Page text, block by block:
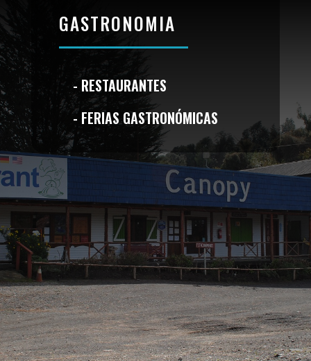
GASTRONOMIA
- RESTAURANTES
- FERIAS GASTRONÓMICAS